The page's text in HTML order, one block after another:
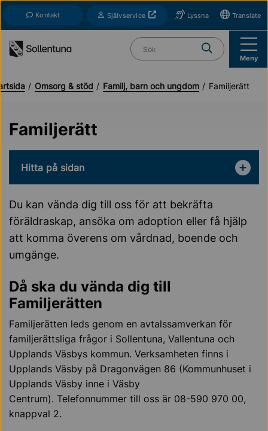
Kontakt SjälvserviceÖppnas i nytt fönsterLyssna Translate
Vad söker du?
Meny
Omsorg & stöd Familj, barn och ungdom Familjerätt
Familjerätt
Hitta på sidan
Du kan vända dig till oss för att bekräfta
föräldraskap, ansöka om adoption eller få hjälp
att komma överens om vårdnad, boende och
umgänge.
Då ska du vända dig till
Familjerätten
Familjerätten leds genom en avtalssamverkan för
familjerättsliga frågor i Sollentuna, Vallentuna och
Upplands Väsbys kommun. Verksamheten finns i
Upplands Väsby på Dragonvägen 86 (Kommunhuset i
Upplands Väsby inne i Väsby
Centrum). Telefonnummer till oss är 08-590 970 00,
knappval 2.